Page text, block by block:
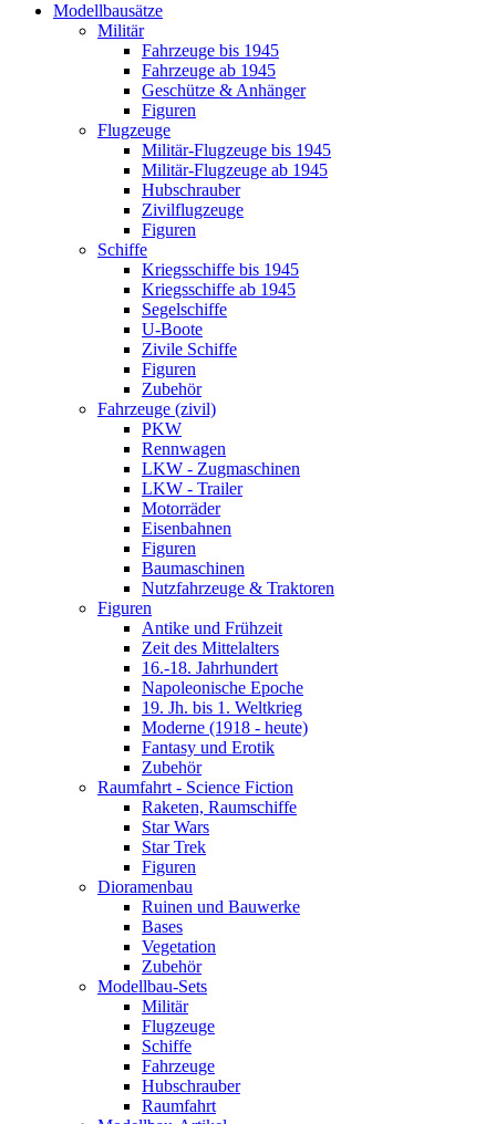
Modellbausätze
Militär
Fahrzeuge bis 1945
Fahrzeuge ab 1945
Geschütze & Anhänger
Figuren
Flugzeuge
Militär-Flugzeuge bis 1945
Militär-Flugzeuge ab 1945
Hubschrauber
Zivilflugzeuge
Figuren
Schiffe
Kriegsschiffe bis 1945
Kriegsschiffe ab 1945
Segelschiffe
U-Boote
Zivile Schiffe
Figuren
Zubehör
Fahrzeuge (zivil)
PKW
Rennwagen
LKW - Zugmaschinen
LKW - Trailer
Motorräder
Eisenbahnen
Figuren
Baumaschinen
Nutzfahrzeuge & Traktoren
Figuren
Antike und Frühzeit
Zeit des Mittelalters
16.-18. Jahrhundert
Napoleonische Epoche
19. Jh. bis 1. Weltkrieg
Moderne (1918 - heute)
Fantasy und Erotik
Zubehör
Raumfahrt - Science Fiction
Raketen, Raumschiffe
Star Wars
Star Trek
Figuren
Dioramenbau
Ruinen und Bauwerke
Bases
Vegetation
Zubehör
Modellbau-Sets
Militär
Flugzeuge
Schiffe
Fahrzeuge
Hubschrauber
Raumfahrt